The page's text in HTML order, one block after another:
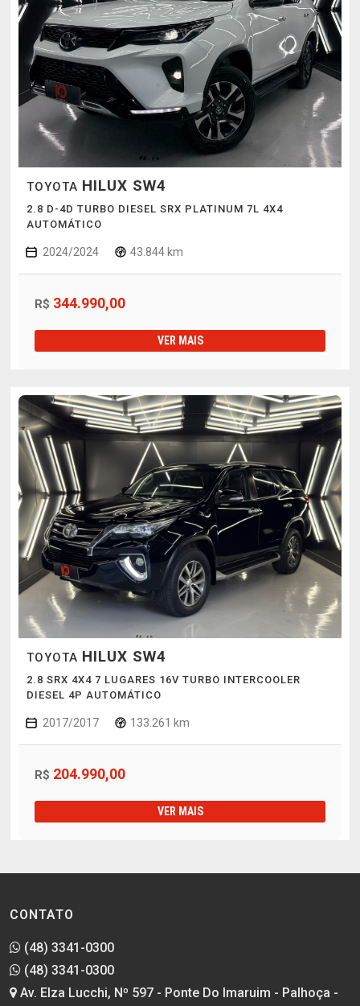
TOYOTA HILUX SW4
2.8 D-4D TURBO DIESEL SRX PLATINUM 7L 4X4
AUTOMÁTICO
2024/2024 43.844 km
R$ 344.990,00
VER MAIS
TOYOTA HILUX SW4
2.8 SRX 4X4 7 LUGARES 16V TURBO INTERCOOLER
DIESEL 4P AUTOMÁTICO
2017/2017 133.261 km
R$ 204.990,00
VER MAIS
CONTATO
(48) 3341-0300
(48) 3341-0300
Av. Elza Lucchi, Nº 597 - Ponte Do Imaruim - Palhoça -